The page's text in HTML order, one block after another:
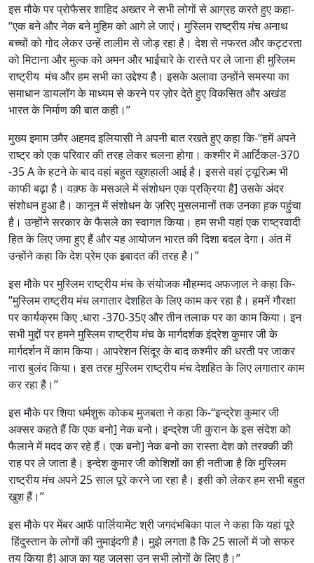
इस मौके पर प्रोफैसर शाहिद अख्तर ने सभी लोगों से आग्रह करते हुए कहा-
‘‘एक बने और नेक बने मुहिम को आगे ले जाएं। मुस्लिम राष्ट्रीय मंच अनाथ
बच्चों को गोद लेकर उन्हें तालीम से जोड़ रहा है। देश से नफरत और कट्टरता
को मिटाना और मुल्क को अमन और भाईचारे के रास्ते पर ले जाना ही मुस्लिम
राष्ट्रीय मंच और हम सभी का उद्देश्य है। इसके अलावा उन्होंने समस्या का
समाधान डायलॉग के माध्यम से करने पर ज़ोर देते हुए विकसित और अखंड
भारत के निर्माण की बात कही।’’
मुख्य इमाम उमैर अहमद इलियासी ने अपनी बात रखते हुए कहा कि-‘‘हमें अपने
राष्ट्र को एक परिवार की तरह लेकर चलना होगा। कश्मीर में आर्टिकल-370
-35 A के हटने के बाद वहां बहुत खुशहाली आई है। इससे वहां ट्यूरिज़्म भी
काफी बढ़ा है। वक़्फ के मसअले में संशोधन एक प्रक्रिया है] उसके अंदर
संशोधन हुआ है। कानून में संशोधन के ज़रिए मुसलमानों तक उनका ह़क पहुंचा
है। उन्होंने सरकार के फैसले का स्वागत किया। हम सभी यहां एक राष्ट्रवादी
हित के लिए जमा हुए हैं और यह आयोजन भारत की दिशा बदल देगा। अंत में
उन्होंने कहा कि देश प्रेम एक इबादत की तरह है।’’
इस मौके पर मुस्लिम राष्ट्रीय मंच के संयोजक मौहम्मद अफजा़ल ने कहा कि-
’’मुस्लिम राष्ट्रीय मंच लगातार देशहित के लिए काम कर रहा है। हमनें गौरक्षा
पर कार्यक्रम किए .धारा -370-35ए और तीन तलाक पर का काम किया। इन
सभी मुद्दों पर हमने मुस्लिम राष्ट्रीय मंच के मार्गदर्शक इंद्रेश कुमार जी के
मार्गदर्शन में काम किया। आपरेशन सिंदूर के बाद कश्मीर की धरती पर जाकर
नारा बुलंद किया। इस तरह मुस्लिम राष्ट्रीय मंच देशहित के लिए लगातार काम
कर रहा है।’’
इस मौके पर शिया धर्मशुरू कोकब मुजबता ने कहा कि-‘‘इन्द्रेश कुमार जी
अक्सर कहते हैं कि एक बनो] नेक बनो। इन्द्रेश जी कुरान के इस संदेश को
फैलाने में मदद कर रहे हैं। एक बनो] नेक बनो का रास्ता देश को तरक्की की
राह पर ले जाता है। इन्देश कुमार जी कोशिशों का ही नतीजा है कि मुस्लिम
राष्ट्रीय मंच अपने 25 साल पूरे करने जा रहा है। इसी को लेकर हम सभी बहुत
खुश हैं।’’
इस मौके पर मेंबर आफॅ पार्लियामेंट श्री जगदंभबिका पाल ने कहा कि यहां पूरे
हिंदुस्तान के लोगों की नुमाइंदगी है। मुझे लगता है कि 25 सालों में जो सफर
तय किया है] आज का यह जलसा उन सभी लोगों के लिए है।’’